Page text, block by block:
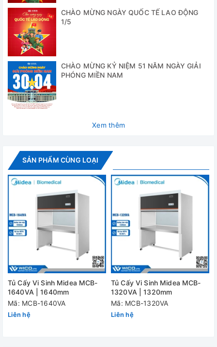
✅ Cổng thoát khí được đặt ở phía trên của tủ, khí nóng bên
trong tủ đối lưu cưỡng bức bằng quạt làm cho nhiệt độ
giữa các vị trí bên trong tủ đồng đều hơn.
✅ Quạt đối lưu được thiết kế theo cấu trúc hút không khí
làm mát cưỡng bức đảm bảo nhiệt độ làm việc tối đa của
Motor dưới 50°C kéo dài tuổi thọ của Motor
✅ Buồng sấy được làm bằng thép không gỉ.
- Khay trữ mẫu: 02 chiếc
- Hướng dẫn sử dụng tiếng Anh và Tiếng Việt
Thông số kỹ thuật
Model WGL-45B
Thể tích buồng sấy 45 lít
Phạm vi nhiệt độ RT+10°C -
Dao động nhiệt độ ±1°C
Kích thước buồng sấy
Kích thước đóng gói
CHÀO MỪNG NGÀY QUỐC TẾ LAO ĐỘNG
1/5
CHÀO MỪNG KỶ NIỆM 51 NĂM NGÀY GIẢI
PHÓNG MIỀN NAM
Xem thêm
SẢN PHẨM CÙNG LOẠI
Tủ Cấy Vi Sinh Midea MCB-
1640VA | 1640mm
Mã: MCB-1640VA
Liên hệ
Tủ Cấy Vi Sinh Midea MCB-
1320VA | 1320mm
Mã: MCB-1320VA
Liên hệ